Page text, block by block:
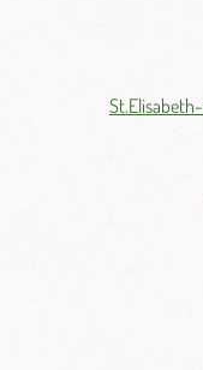
St.Elisabeth-